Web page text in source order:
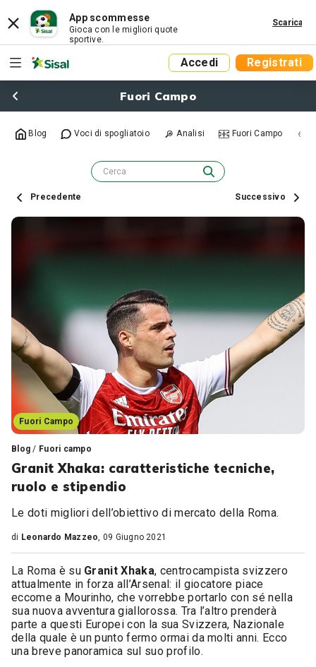
App scommesse
Gioca con le migliori quote
sportive.
Scarica
Accedi Registrati
Fuori Campo
Blog Voci di spogliatoio Analisi Fuori Campo
Precedente Successivo
Fuori Campo
Blog / Fuori campo
Granit Xhaka: caratteristiche tecniche,
ruolo e stipendio
Le doti migliori dell’obiettivo di mercato della Roma.
di Leonardo Mazzeo, 09 Giugno 2021
La Roma è su Granit Xhaka, centrocampista svizzero
attualmente in forza all’Arsenal: il giocatore piace
eccome a Mourinho, che vorrebbe portarlo con sé nella
sua nuova avventura giallorossa. Tra l’altro prenderà
parte a questi Europei con la sua Svizzera, Nazionale
della quale è un punto fermo ormai da molti anni. Ecco
una breve panoramica sul suo profilo.